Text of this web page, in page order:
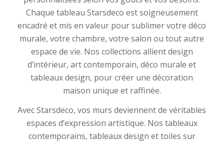
Chaque tableau Starsdeco est soigneusement
encadré et mis en valeur pour sublimer votre déco
murale, votre chambre, votre salon ou tout autre
espace de vie. Nos collections allient design
d’intérieur, art contemporain, déco murale et
tableaux design, pour créer une décoration
maison unique et raffinée.
Avec Starsdeco, vos murs deviennent de véritables
espaces d’expression artistique. Nos tableaux
contemporains, tableaux design et toiles sur